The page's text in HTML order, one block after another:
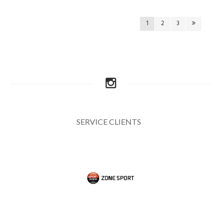
1 2 3
SERVICE CLIENTS